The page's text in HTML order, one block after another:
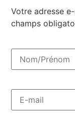
Votre adresse
champs